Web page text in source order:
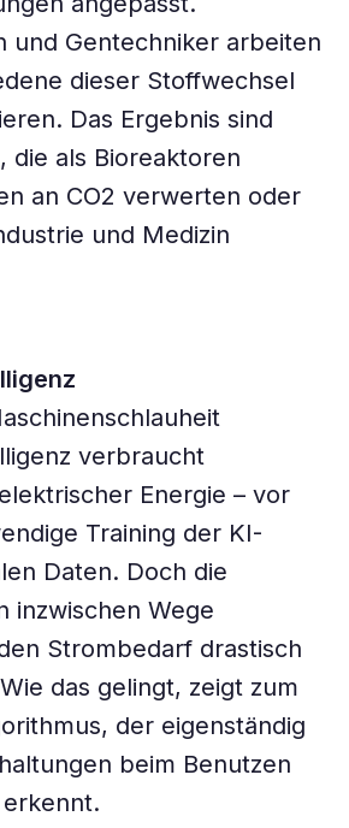
und Gentechniker arbeiten
dieser Stoffwechsel
Das Ergebnis sind
die als Bioreaktoren
an CO2 verwerten oder
und Medizin
verbraucht
Energie – vor
Training der KI-
Daten. Doch die
inzwischen Wege
Strombedarf drastisch
das gelingt, zeigt zum
der eigenständig
beim Benutzen